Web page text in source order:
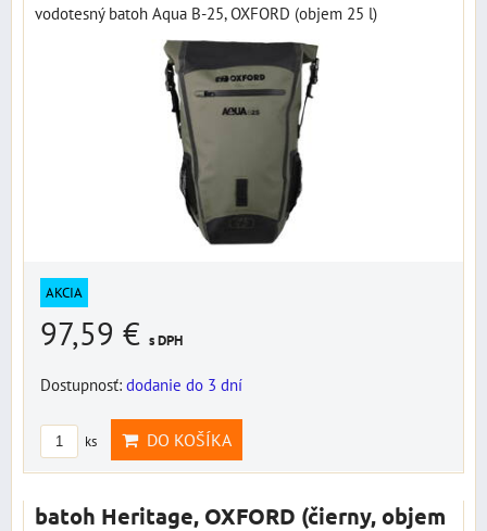
vodotesný batoh Aqua B-25, OXFORD (objem 25 l)
AKCIA
97,59 € s DPH
Dostupnosť: dodanie do 3 dní
ks DO KOŠÍKA
batoh Heritage, OXFORD (čierny, objem